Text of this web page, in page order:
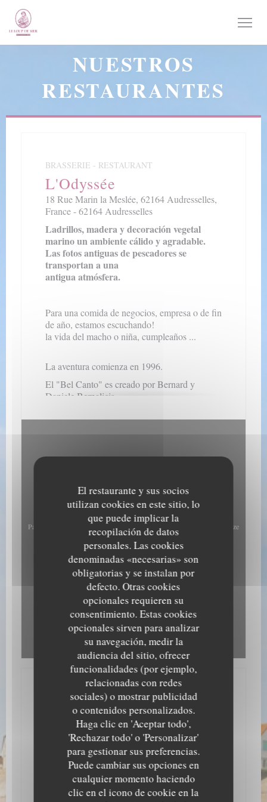
El restaurante y sus socios
utilizan cookies en este sitio, lo
que puede implicar la
recopilación de datos
personales. Las cookies
denominadas «necesarias» son
obligatorias y se instalan por
defecto. Otras cookies
opcionales requieren su
consentimiento. Estas cookies
opcionales sirven para analizar
su navegación, medir la
audiencia del sitio, ofrecer
funcionalidades (por ejemplo,
relacionadas con redes
sociales) o mostrar publicidad
o contenidos personalizados.
Haga clic en 'Aceptar todo',
'Rechazar todo' o 'Personalizar'
para gestionar sus preferencias.
Puede cambiar sus opciones en
cualquier momento haciendo
clic en el icono de cookie en la
NUESTROS
RESTAURANTES
BRASSERIE - RESTAURANT
L'Odyssée
18 Rue Marin la Meslée, 62164 Audresselles,
France - 62164 Audresselles
Ladrillos, madera y decoración vegetal
marino un ambiente cálido y agradable.
Las fotos antiguas de pescadores se
transportan a una
antigua atmósfera.
Para una comida de negocios, empresa o de fin
de año, estamos escuchando!
la vida del macho o niña, cumpleaños ...
La aventura comienza en 1996.
El "Bel Canto" es creado por Bernard y
Daniele Bernalicis.
nombre del restaurante el "canto bello".
ambiente único que reinaba la amabilidad, el
buen humor y donde asiduos internacionales
tuvieron que encontrar un personaje y su
La pizzería ha evolucionado con el tiempo
para convertirse en un restaurante, brasserie
combina las especialidades de la costa:
mariscos, pescado, mejillones y patatas fritas,
algunas especialidades italianas, por no hablar
las buenascervezas belgas.
Fue en 2007 que la aventura tuvo que parar!
Sólo no quieren dejar de 12 años de vida en el
pasado, decidí tomar las riendas del negocio
familiar, proporcionando untoque personal
¿Por qué "Odyssey"? Esto es en referencia al
primer nombre E "melodía"; pero sobre todo
para evocar elviaje en el que me he
comprometido.
Más tarde, descubrí que el primer significado
de "Bel Canto" es en realidad "los cantos de
sirena" en Odisea de Ulises.
El juego deazar?
Así que usted encuentra que el tiempo se
detiene aquí, trabajó como frescos por el chef
Para mostrar el mapa interactivo de Waze, debe aceptar las cookies de Waze
Map (Google). Estas cookies pueden recopilar datos de navegación y
ubicación.
Permitir
BAR TIPO BELGA
LES MARGATS DE
RAOUL
685 Route du Cap Gris-Nez - 62179
AUDINGHEN
Todos reconocemos a Raoul de
Godewarswelde, este ilustre bon vivant. Este